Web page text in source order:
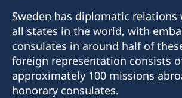
consulatesweden@gmail.com
Fahri Konsolosluk sadece
kabul etmektedir. Lütfen
önceden arayınız veya e-posta
Başkonsolosluğu'na başvurunuz.
Sweden has diplomatic
all states in the world, with
consulates in around half of
foreign representation consists
approximately 100 missions
honorary consulates.